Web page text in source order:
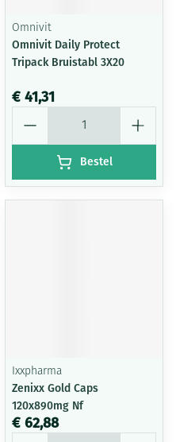
Omnivit
Omnivit Daily Protect
Tripack Bruistabl 3X20
€ 41,31
Bestel
Ixxpharma
Zenixx Gold Caps
120x890mg Nf
€ 62,88